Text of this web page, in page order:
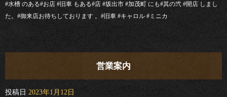
#水槽 のある#お店 #旧車 もある#店 #坂出市 #加茂町 にも#其の弐 #開店 しまし
た。#御来店お待ちしております 。#旧車 #キャロル #ミニカ
営業案内
投稿日 2023年1月12日